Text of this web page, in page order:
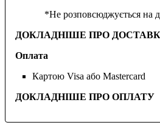
*Не розповсюджується на
ДОКЛАДНІШЕ ПРО
Оплата
Картою Visa або Mastercard
ДОКЛАДНІШЕ ПРО ОПЛАТУ